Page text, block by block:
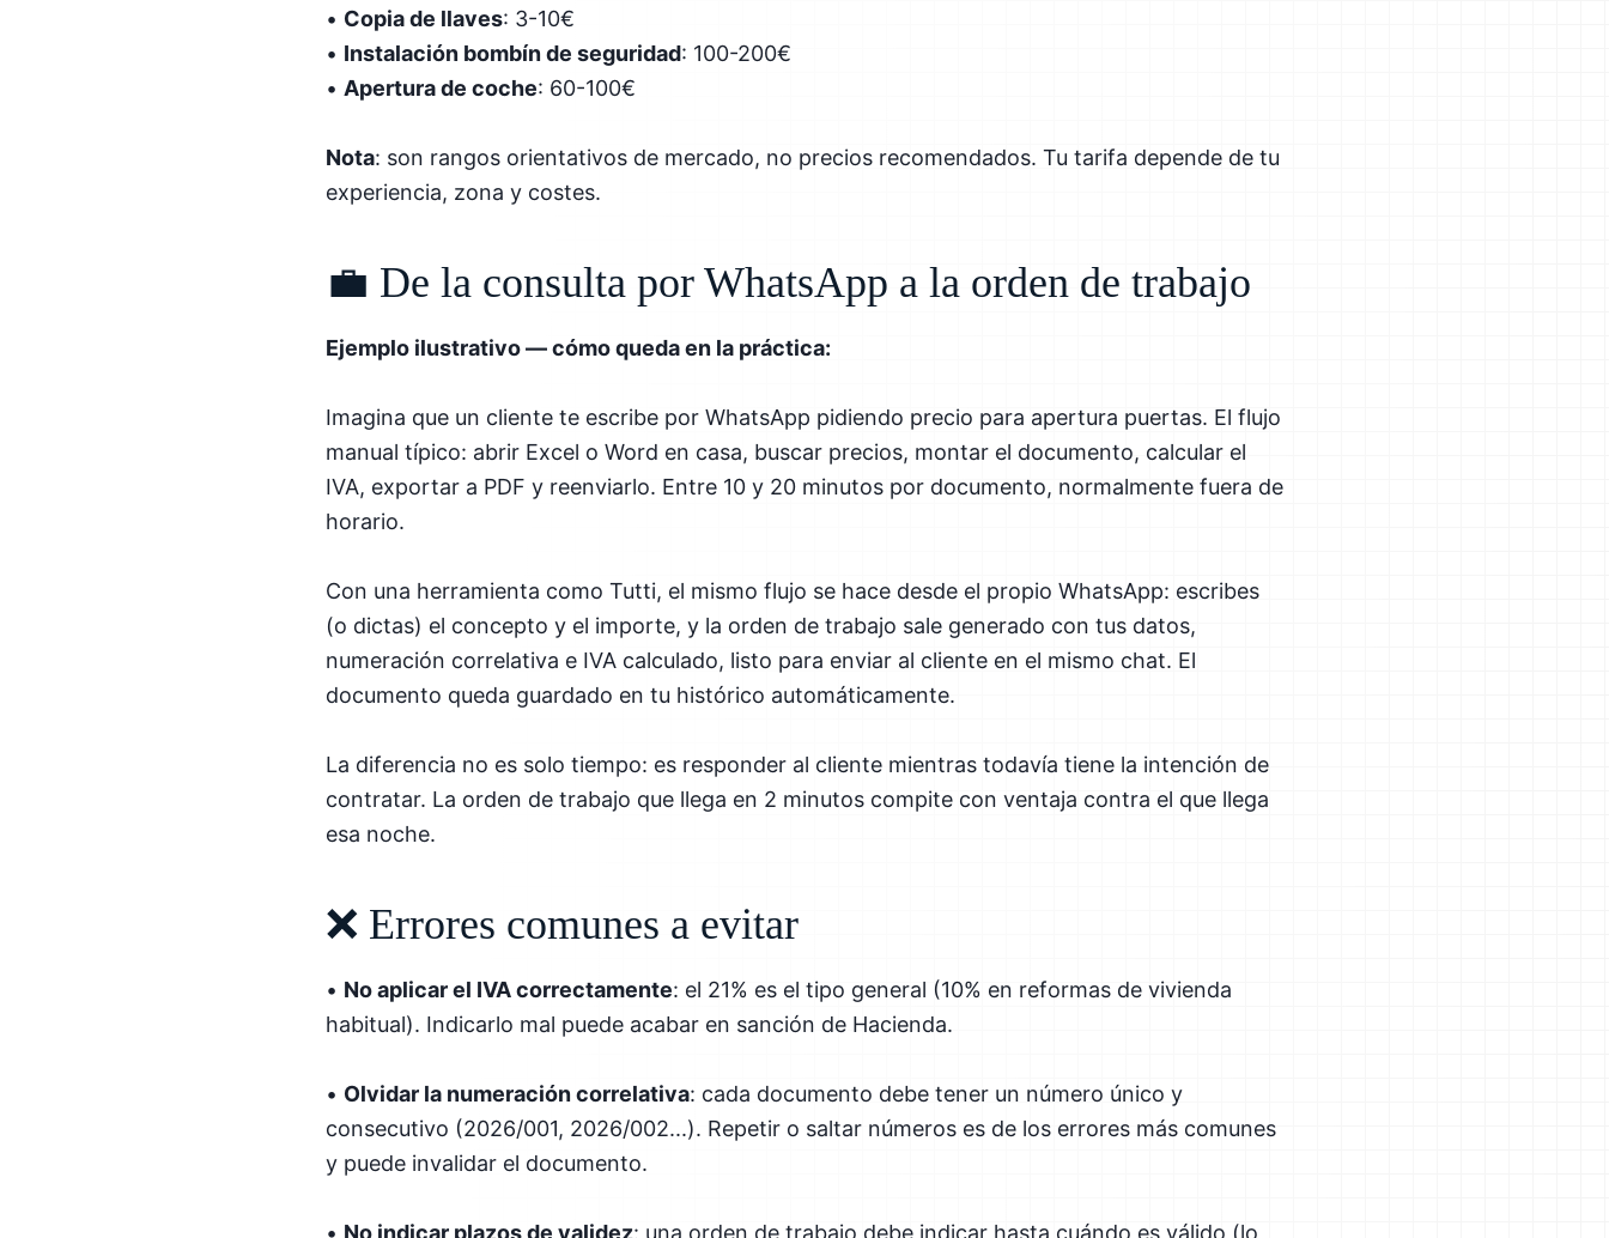
• Copia de llaves: 3-10€
• Instalación bombín de seguridad: 100-200€
• Apertura de coche: 60-100€
Nota: son rangos orientativos de mercado, no precios recomendados. Tu tarifa depende de tu
experiencia, zona y costes.
💼 De la consulta por WhatsApp a la orden de trabajo
Ejemplo ilustrativo — cómo queda en la práctica:
Imagina que un cliente te escribe por WhatsApp pidiendo precio para apertura puertas. El flujo
manual típico: abrir Excel o Word en casa, buscar precios, montar el documento, calcular el
IVA, exportar a PDF y reenviarlo. Entre 10 y 20 minutos por documento, normalmente fuera de
horario.
Con una herramienta como Tutti, el mismo flujo se hace desde el propio WhatsApp: escribes
(o dictas) el concepto y el importe, y la orden de trabajo sale generado con tus datos,
numeración correlativa e IVA calculado, listo para enviar al cliente en el mismo chat. El
documento queda guardado en tu histórico automáticamente.
La diferencia no es solo tiempo: es responder al cliente mientras todavía tiene la intención de
contratar. La orden de trabajo que llega en 2 minutos compite con ventaja contra el que llega
esa noche.
❌ Errores comunes a evitar
• No aplicar el IVA correctamente: el 21% es el tipo general (10% en reformas de vivienda
habitual). Indicarlo mal puede acabar en sanción de Hacienda.
• Olvidar la numeración correlativa: cada documento debe tener un número único y
consecutivo (2026/001, 2026/002...). Repetir o saltar números es de los errores más comunes
y puede invalidar el documento.
• No indicar plazos de validez: una orden de trabajo debe indicar hasta cuándo es válido (lo